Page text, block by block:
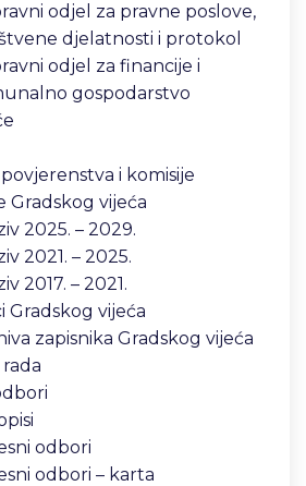
odjel za pravne poslove,
djelatnosti i protokol
odjel za financije i
gospodarstvo
i komisije
Gradskog vijeća
2025. – 2029.
2021. – 2025.
2017. – 2021.
Gradskog vijeća
zapisnika Gradskog vijeća
odbori
odbori – karta